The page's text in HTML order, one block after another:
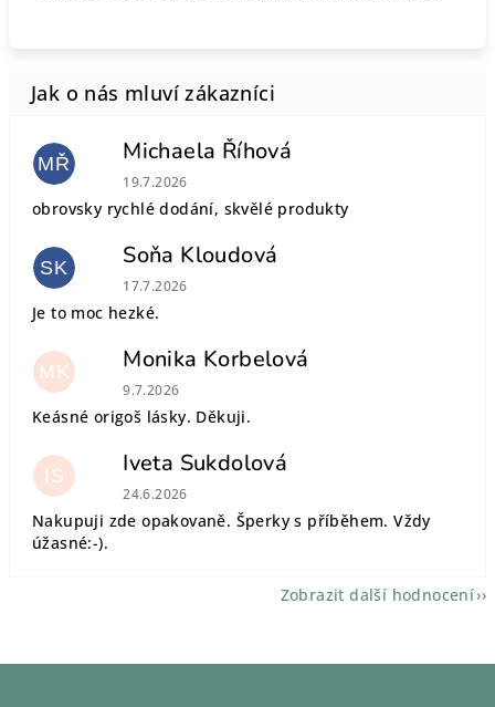
MŘ Michaela Říhová
Hodnocení obchodu je 5 z 5 hvězdiček.
19.7.2026
obrovsky rychlé dodání, skvělé produkty
SK Soňa Kloudová
Hodnocení obchodu je 5 z 5 hvězdiček.
17.7.2026
Je to moc hezké.
MK Monika Korbelová
Hodnocení obchodu je 5 z 5 hvězdiček.
9.7.2026
Keásné origoš lásky. Děkuji.
IS Iveta Sukdolová
Hodnocení obchodu je 5 z 5 hvězdiček.
24.6.2026
Nakupuji zde opakovaně. Šperky s příběhem. Vždy
úžasné:-).
Zobrazit další hodnocení